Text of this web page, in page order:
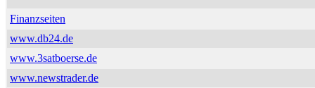
Finanzseiten
www.db24.de
www.3satboerse.de
www.newstrader.de